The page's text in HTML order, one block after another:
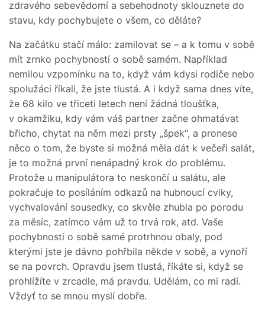
zdravého sebevědomí a sebehodnoty sklouznete do
stavu, kdy pochybujete o všem, co děláte?
Na začátku stačí málo: zamilovat se – a k tomu v sobě
mít zrnko pochybností o sobě samém. Například
nemilou vzpomínku na to, když vám kdysi rodiče nebo
spolužáci říkali, že jste tlustá. A i když sama dnes víte,
že 68 kilo ve třiceti letech není žádná tloušťka,
v okamžiku, kdy vám váš partner začne ohmatávat
břicho, chytat na něm mezi prsty „špek“, a pronese
něco o tom, že byste si možná měla dát k večeři salát,
je to možná první nenápadný krok do problému.
Protože u manipulátora to neskončí u salátu, ale
pokračuje to posíláním odkazů na hubnoucí cviky,
vychvalování sousedky, co skvěle zhubla po porodu
za měsíc, zatímco vám už to trvá rok, atd. Vaše
pochybnosti o sobě samé protrhnou obaly, pod
kterými jste je dávno pohřbila někde v sobě, a vynoří
se na povrch. Opravdu jsem tlustá, říkáte si, když se
prohlížíte v zrcadle, má pravdu. Udělám, co mi radí.
Vždyť to se mnou myslí dobře.